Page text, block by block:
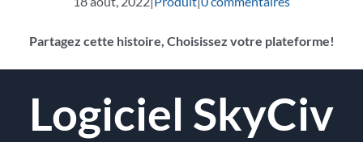
Partagez cette histoire, Choisissez votre plateforme!
Logiciel SkyCiv